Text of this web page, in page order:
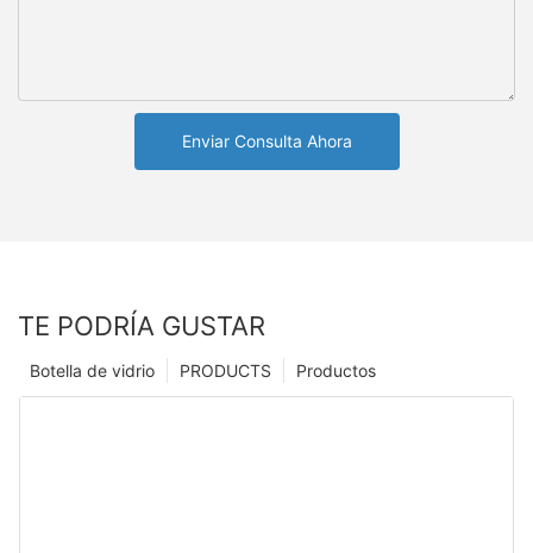
Enviar Consulta Ahora
TE PODRÍA GUSTAR
Productos
PRODUCTS
Botella de vidrio